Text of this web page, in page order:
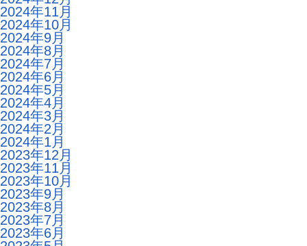
2024年11月
2024年10月
2024年9月
2024年8月
2024年7月
2024年6月
2024年5月
2024年4月
2024年3月
2024年2月
2024年1月
2023年12月
2023年11月
2023年10月
2023年9月
2023年8月
2023年7月
2023年6月